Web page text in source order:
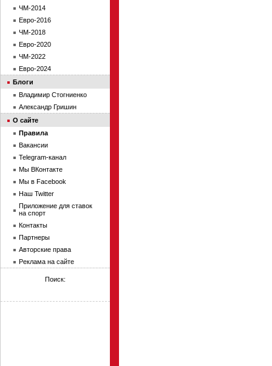
ЧМ-2014
Евро-2016
ЧМ-2018
Евро-2020
ЧМ-2022
Евро-2024
Блоги
Владимир Стогниенко
Александр Гришин
О сайте
Правила
Вакансии
Telegram-канал
Мы ВКонтакте
Мы в Facebook
Наш Twitter
Приложение для ставок
на спорт
Контакты
Партнеры
Авторские права
Реклама на сайте
Поиск: